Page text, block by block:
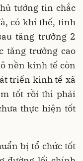
tướng tin chắc
có khí thế, tinh
tăng trưởng 2
tăng trưởng cao
nền kinh tế còn
triển kinh tế-xã
tốt rồi thì phải
thực hiện tốt
bị tổ chức tốt